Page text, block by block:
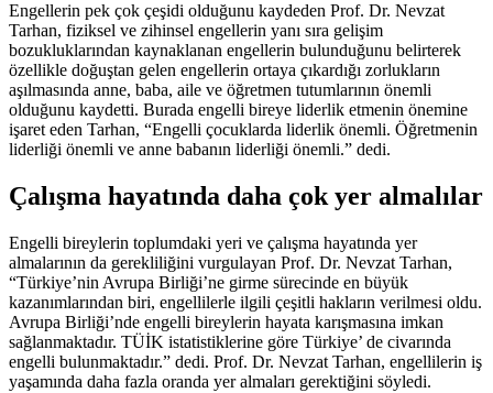
Engellerin pek çok çeşidi olduğunu kaydeden Prof. Dr. Nevzat
Tarhan, fiziksel ve zihinsel engellerin yanı sıra gelişim
bozukluklarından kaynaklanan engellerin bulunduğunu belirterek
özellikle doğuştan gelen engellerin ortaya çıkardığı zorlukların
aşılmasında anne, baba, aile ve öğretmen tutumlarının önemli
olduğunu kaydetti. Burada engelli bireye liderlik etmenin önemine
işaret eden Tarhan, “Engelli çocuklarda liderlik önemli. Öğretmenin
liderliği önemli ve anne babanın liderliği önemli.” dedi.
Çalışma hayatında daha çok yer almalılar
Engelli bireylerin toplumdaki yeri ve çalışma hayatında yer
almalarının da gerekliliğini vurgulayan Prof. Dr. Nevzat Tarhan,
“Türkiye’nin Avrupa Birliği’ne girme sürecinde en büyük
kazanımlarından biri, engellilerle ilgili çeşitli hakların verilmesi oldu.
Avrupa Birliği’nde engelli bireylerin hayata karışmasına imkan
sağlanmaktadır. TÜİK istatistiklerine göre Türkiye’ de civarında
engelli bulunmaktadır.” dedi. Prof. Dr. Nevzat Tarhan, engellilerin iş
yaşamında daha fazla oranda yer almaları gerektiğini söyledi.